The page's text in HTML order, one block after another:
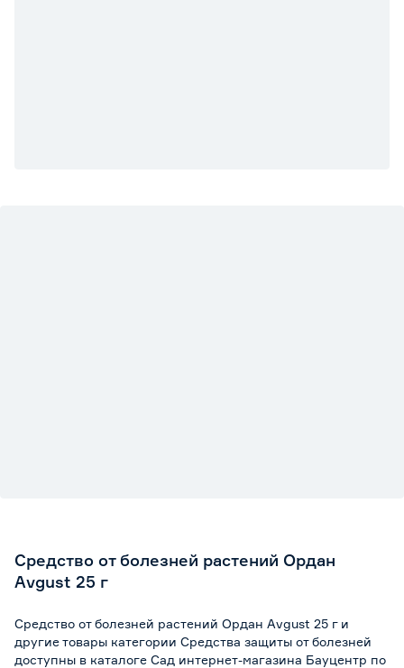
Средство от болезней растений Ордан
Avgust 25 г
Средство от болезней растений Ордан Avgust 25 г и
другие товары категории Средства защиты от болезней
доступны в каталоге Сад интернет-магазина Бауцентр по